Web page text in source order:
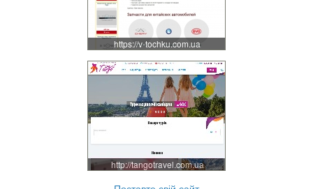
https://v-tochku.com.ua
http://tangotravel.com.ua